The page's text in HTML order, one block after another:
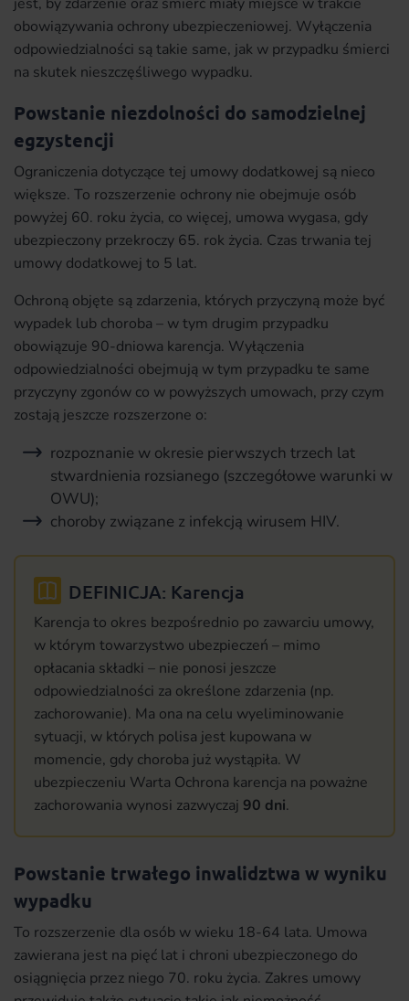
obowiązywania ochrony ubezpieczeniowej. Wyłączenia
odpowiedzialności są takie same, jak w przypadku śmierci
na skutek nieszczęśliwego wypadku.
Powstanie niezdolności do samodzielnej
egzystencji
Ograniczenia dotyczące tej umowy dodatkowej są nieco
większe. To rozszerzenie ochrony nie obejmuje osób
powyżej 60. roku życia, co więcej, umowa wygasa, gdy
ubezpieczony przekroczy 65. rok życia. Czas trwania tej
umowy dodatkowej to 5 lat.
Ochroną objęte są zdarzenia, których przyczyną może być
wypadek lub choroba – w tym drugim przypadku
obowiązuje 90-dniowa karencja. Wyłączenia
odpowiedzialności obejmują w tym przypadku te same
przyczyny zgonów co w powyższych umowach, przy czym
zostają jeszcze rozszerzone o:
rozpoznanie w okresie pierwszych trzech lat
stwardnienia rozsianego (szczegółowe warunki w
OWU);
choroby związane z infekcją wirusem HIV.
DEFINICJA: Karencja
Karencja to okres bezpośrednio po zawarciu umowy,
w którym towarzystwo ubezpieczeń – mimo
opłacania składki – nie ponosi jeszcze
odpowiedzialności za określone zdarzenia (np.
zachorowanie). Ma ona na celu wyeliminowanie
sytuacji, w których polisa jest kupowana w
momencie, gdy choroba już wystąpiła. W
ubezpieczeniu Warta Ochrona karencja na poważne
zachorowania wynosi zazwyczaj 90 dni.
Powstanie trwałego inwalidztwa w wyniku
wypadku
To rozszerzenie dla osób w wieku 18-64 lata. Umowa
zawierana jest na pięć lat i chroni ubezpieczonego do
osiągnięcia przez niego 70. roku życia. Zakres umowy